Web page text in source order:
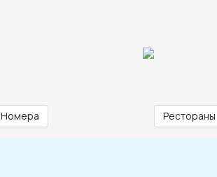
Номера Рестораны